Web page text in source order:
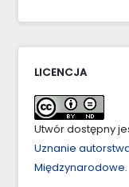
LICENCJA
Utwór dostępny
Uznanie
Międzynarodowe.